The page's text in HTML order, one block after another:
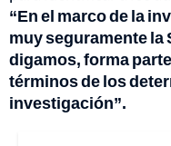
“En el marco de la
muy seguramente la
digamos, forma
términos de los
investigación”.